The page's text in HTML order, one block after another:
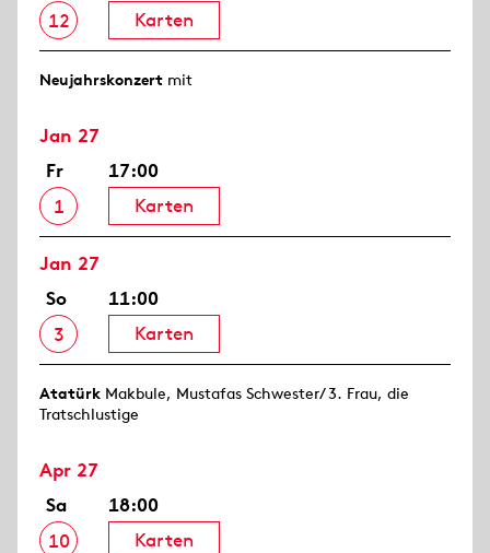
12
Karten
Neujahrs­konzert mit
Jan 27
Fr
1
17:00
Karten
Jan 27
So
3
11:00
Karten
Atatürk Makbule, Mustafas Schwester/ 3. Frau, die
Tratschlustige
Apr 27
Sa
10
18:00
Karten